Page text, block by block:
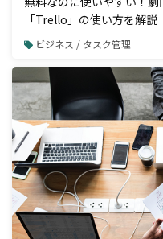
「Trello」の使い方を解説
ビジネス / タスク管理